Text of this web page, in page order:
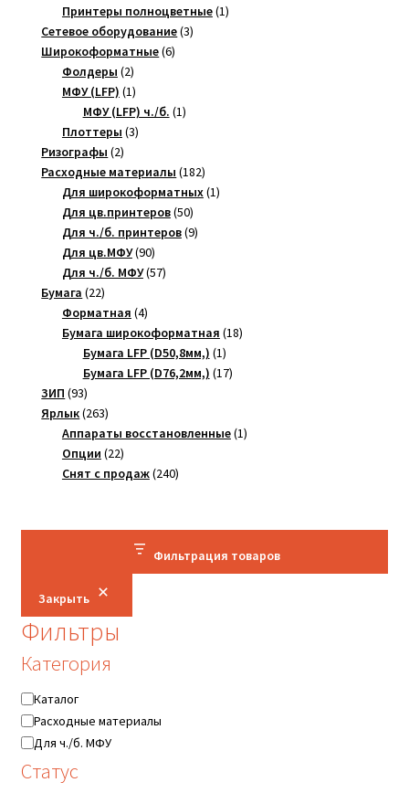
товара
Принтеры полноцветные 11
Сетевое оборудование 33
Широкоформатные 66
Фолдеры 22
товара
МФУ (LFP) 11
товар
МФУ (LFP) ч./б. 11
Плоттеры 33
Ризографы 22
товара
Расходные материалы 182182
товара
Для широкоформатных 11
Для цв.принтеров 5050
товаров
Для ч./б. принтеров 99
Для цв.МФУ 9090
товаров
Для ч./б. МФУ 5757
Бумага 2222
товара
Форматная 44
товара
Бумага широкоформатная 1818
Бумага LFP (D50,8мм,) 11
товар
Бумага LFP (D76,2мм,) 1717
ЗИП 9393
товара
Ярлык 263263
товара
Аппараты восстановленные 11
Опции 2222
товара
Снят с продаж 240240
Фильтрация товаров
Закрыть
Фильтры
Категория
Категория
Каталог
Расходные материалы
Для ч./б. МФУ
Статус